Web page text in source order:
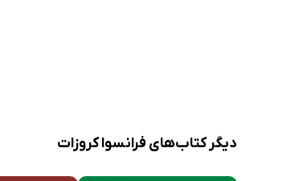
دیگر کتاب‌های فرانسوا کروزات